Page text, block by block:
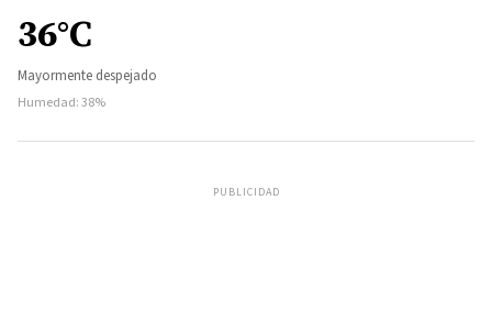
36°C
Mayormente despejado
Humedad: 38%
PUBLICIDAD